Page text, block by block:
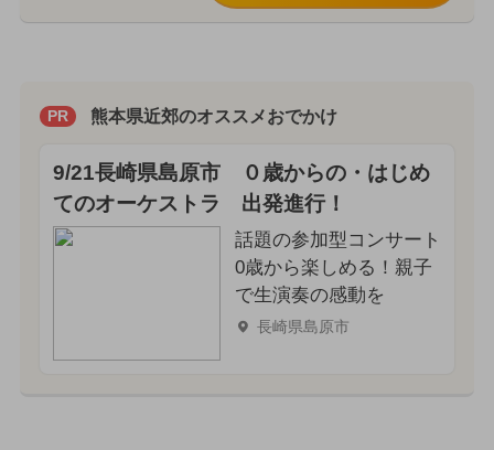
PR 熊本県近郊のオススメおでかけ
9/21長崎県島原市 ０歳からの・はじめ
てのオーケストラ 出発進行！
話題の参加型コンサート
0歳から楽しめる！親子
で生演奏の感動を
長崎県島原市